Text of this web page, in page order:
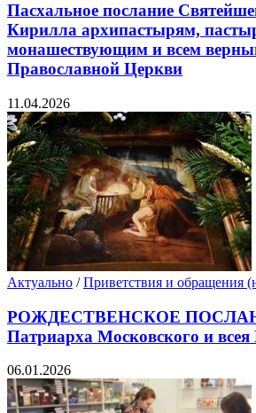
Пасхальное послание
Кирилла архипастырям,
монашествующим и всем
Православной Церкви
11.04.2026
Актуально /Приветствия и обращения
РОЖДЕСТВЕНСКОЕ
Патриарха Московского и
06.01.2026